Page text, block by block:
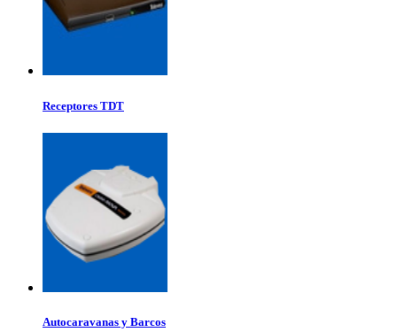
Receptores TDT
Autocaravanas y Barcos